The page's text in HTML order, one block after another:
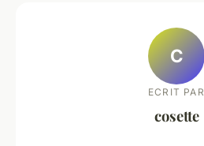
C
ECRIT PAR
cosette